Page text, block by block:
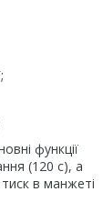
функції
(120 с), а
в манжеті